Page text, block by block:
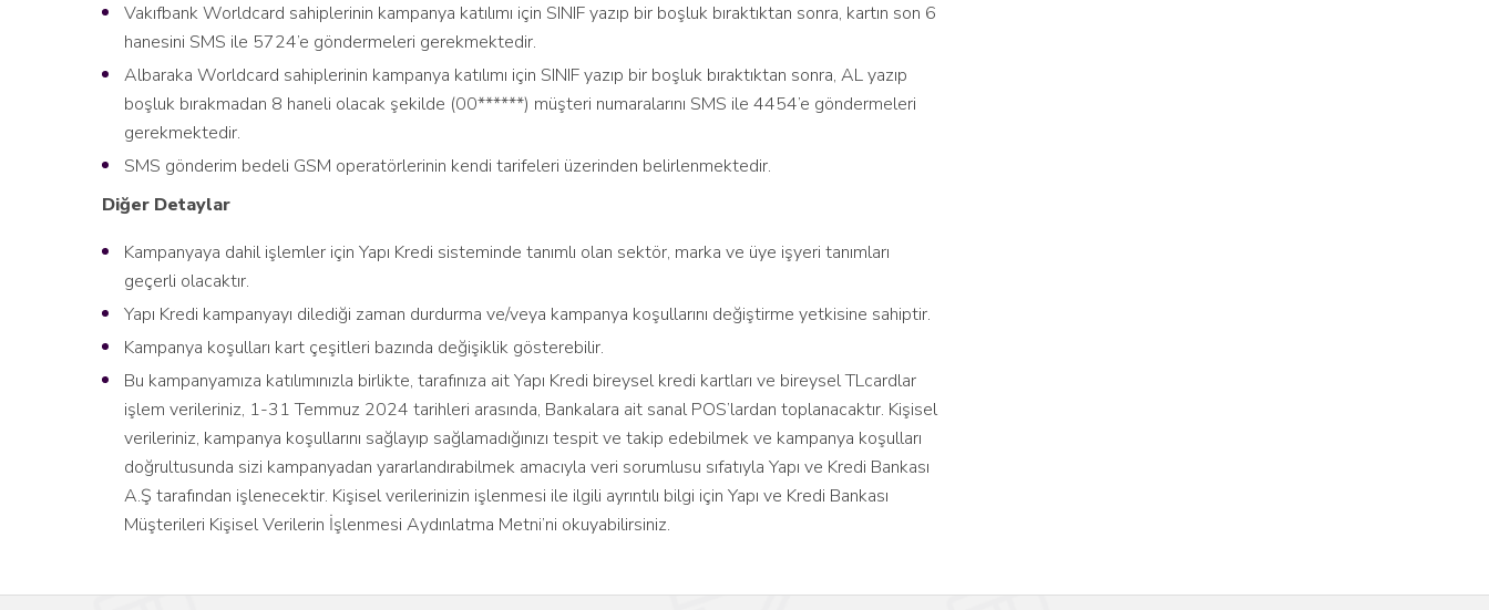
Vakıfbank Worldcard sahiplerinin kampanya katılımı için SINIF yazıp bir boşluk bıraktıktan sonra, kartın son 6
hanesini SMS ile 5724’e göndermeleri gerekmektedir.
Albaraka Worldcard sahiplerinin kampanya katılımı için SINIF yazıp bir boşluk bıraktıktan sonra, AL yazıp
boşluk bırakmadan 8 haneli olacak şekilde (00******) müşteri numaralarını SMS ile 4454’e göndermeleri
gerekmektedir.
SMS gönderim bedeli GSM operatörlerinin kendi tarifeleri üzerinden belirlenmektedir.
Diğer Detaylar
Kampanyaya dahil işlemler için Yapı Kredi sisteminde tanımlı olan sektör, marka ve üye işyeri tanımları
geçerli olacaktır.
Yapı Kredi kampanyayı dilediği zaman durdurma ve/veya kampanya koşullarını değiştirme yetkisine sahiptir.
Kampanya koşulları kart çeşitleri bazında değişiklik gösterebilir.
Bu kampanyamıza katılımınızla birlikte, tarafınıza ait Yapı Kredi bireysel kredi kartları ve bireysel TLcardlar
işlem verileriniz, 1-31 Temmuz 2024 tarihleri arasında, Bankalara ait sanal POS’lardan toplanacaktır. Kişisel
verileriniz, kampanya koşullarını sağlayıp sağlamadığınızı tespit ve takip edebilmek ve kampanya koşulları
doğrultusunda sizi kampanyadan yararlandırabilmek amacıyla veri sorumlusu sıfatıyla Yapı ve Kredi Bankası
A.Ş tarafından işlenecektir. Kişisel verilerinizin işlenmesi ile ilgili ayrıntılı bilgi için Yapı ve Kredi Bankası
Müşterileri Kişisel Verilerin İşlenmesi Aydınlatma Metni’ni okuyabilirsiniz.